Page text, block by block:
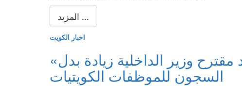
المزيد ...
اخبار الكويت
«الخدمة المدنية» يعتمد مقترح وزير الداخلية زيادة بدل
السجون للموظفات الكويتيات